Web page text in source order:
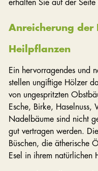
erhalten Sie auf der Seite
Anreicherung der
Heilpflanzen
Ein hervorragendes und
stellen ungiftige Hölzer
von ungespritzten
Esche, Birke,
Nadelbäume sind nicht
gut vertragen werden.
Büschen, die ätherische
Esel in ihrem natürlichen